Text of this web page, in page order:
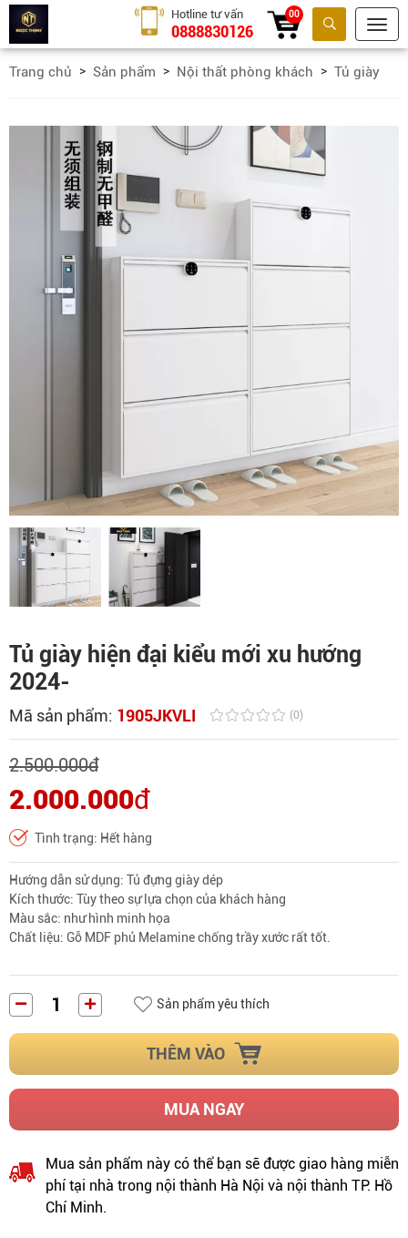
Tìm kiếm
Hotline tư vấn
0888830126
00
Trang chủ Sản phẩm Nội thất phòng khách Tủ giày
Tủ giày hiện đại kiểu mới xu hướng
2024-
Mã sản phẩm: 1905JKVLI (0)
2.500.000đ
2.000.000đ
Tình trạng: Hết hàng
Hướng dẫn sử dụng: Tủ đựng giày dép
Kích thước: Tùy theo sự lựa chọn của khách hàng
Màu sắc: như hình minh họa
Chất liệu: Gỗ MDF phủ Melamine chống trầy xước rất tốt.
Sản phẩm yêu thích
THÊM VÀO
MUA NGAY
Mua sản phẩm này có thể bạn sẽ được giao hàng miễn
phí tại nhà trong nội thành Hà Nội và nội thành TP. Hồ
Chí Minh.